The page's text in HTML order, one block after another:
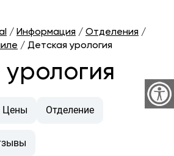
/ Информация / Отделения /
/ Детская урология
Цены Отделение